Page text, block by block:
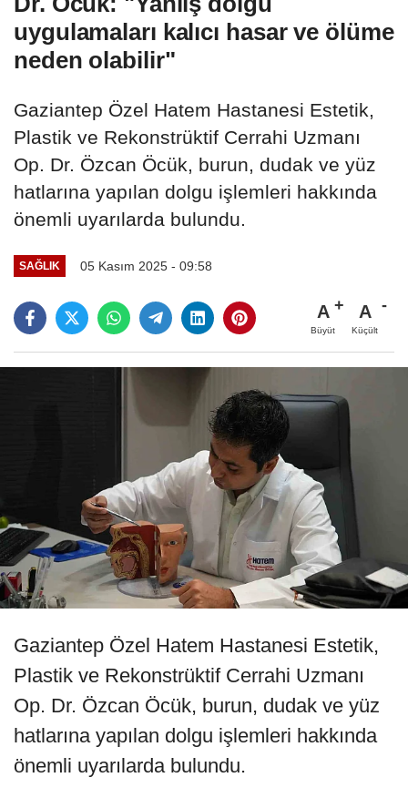
uygulamaları kalıcı hasar ve ölüme
neden olabilir"
Gaziantep Özel Hatem Hastanesi Estetik,
Plastik ve Rekonstrüktif Cerrahi Uzmanı
Op. Dr. Özcan Öcük, burun, dudak ve yüz
hatlarına yapılan dolgu işlemleri hakkında
önemli uyarılarda bulundu.
SAĞLIK 05 Kasım 2025 - 09:58
A
Büyüt
A
Küçült
Gaziantep Özel Hatem Hastanesi Estetik,
Plastik ve Rekonstrüktif Cerrahi Uzmanı
Op. Dr. Özcan Öcük, burun, dudak ve yüz
hatlarına yapılan dolgu işlemleri hakkında
önemli uyarılarda bulundu.